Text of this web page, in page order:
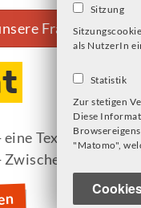
Frage zu
Sitzung
als NutzerIn
Statistik
Zur stetigen
Diese
"Matomo",
eine Textsorte
Selbst-